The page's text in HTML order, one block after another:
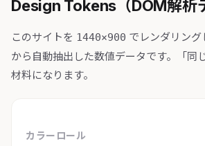
Design Tokens（DOM解析
このサイトを 1440×900 でレンダリング
から自動抽出した数値データです。「同
材料になります。
カラーロール